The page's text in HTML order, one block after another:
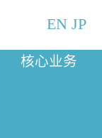
EN JP
核心业务